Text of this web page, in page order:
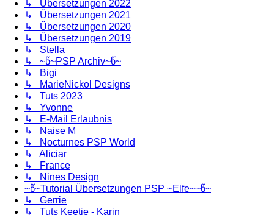
↳ Übersetzungen 2022
↳ Übersetzungen 2021
↳ Übersetzungen 2020
↳ Übersetzungen 2019
↳ Stella
↳ ~წ~PSP Archiv~წ~
↳ Bigi
↳ MarieNickol Designs
↳ Tuts 2023
↳ Yvonne
↳ E-Mail Erlaubnis
↳ Naise M
↳ Nocturnes PSP World
↳ Aliciar
↳ France
↳ Nines Design
~წ~Tutorial Übersetzungen PSP ~Elfe~~წ~
↳ Gerrie
↳ Tuts Keetje - Karin